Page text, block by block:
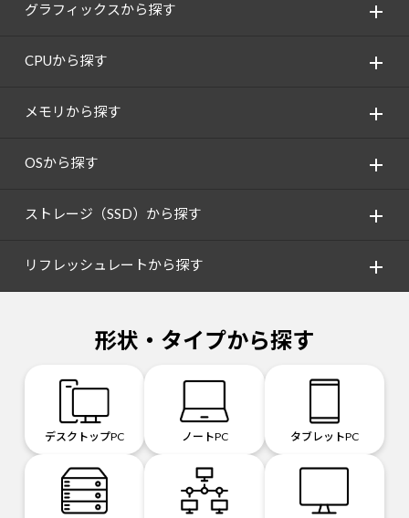
グラフィックスから探す
CPUから探す
メモリから探す
OSから探す
ストレージ（SSD）から探す
リフレッシュレートから探す
形状・タイプから探す
デスクトップPC ノートPC タブレットPC